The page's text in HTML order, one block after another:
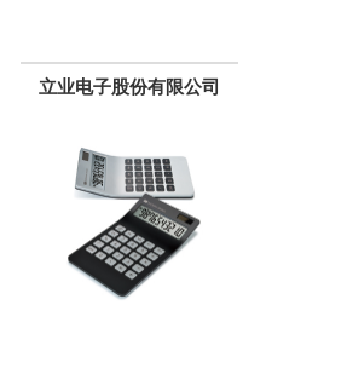
立业电子股份有限公司